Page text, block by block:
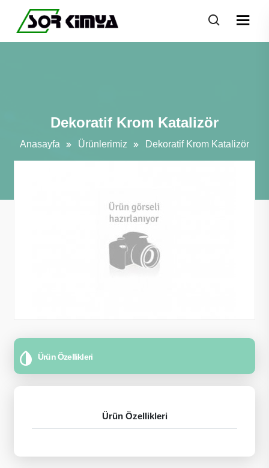
Dekoratif Krom Katalizör
Anasayfa Ürünlerimiz Dekoratif Krom Katalizör
Ürün Özellikleri
Ürün Özellikleri